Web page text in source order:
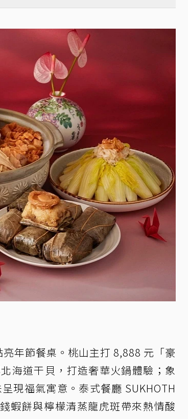
年節餐桌。桃山主打 8,888 元「豪
海道干貝，打造奢華火鍋體驗；象
現福氣寓意。泰式餐廳 SUKHOTH
蝦餅與檸檬清蒸龍虎斑帶來熱情酸